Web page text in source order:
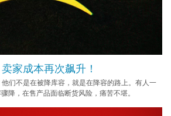
家成本再次飙升！
他们不是在被降库容，就是在降容的路上。有人一
降，在售产品面临断货风险，痛苦不堪。